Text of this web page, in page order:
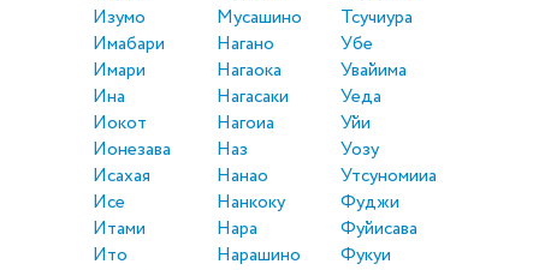
Изумо
Имабари
Имари
Ина
Иокот
Ионезава
Исахая
Исе
Итами
Ито
Мусашино
Нагано
Нагаока
Нагасаки
Нагоиа
Наз
Нанао
Нанкоку
Нара
Нарашино
Тсучиура
Убе
Увайима
Уеда
Уйи
Уозу
Утсуномииа
Фуджи
Фуйисава
Фукуи